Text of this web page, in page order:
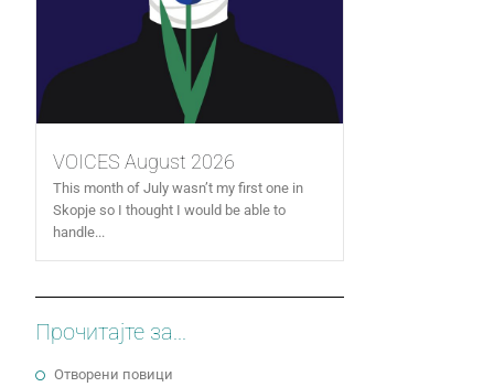
VOICES August 2026
This month of July wasn’t my first one in
Skopje so I thought I would be able to
handle...
Прочитајте за...
Отворени повици